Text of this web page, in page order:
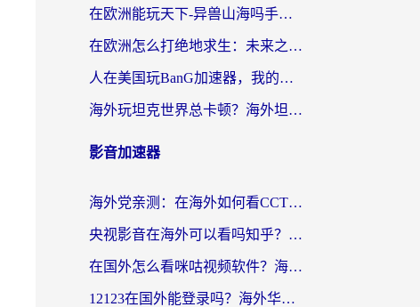
在欧洲能玩天下-异兽山海吗手游？海外玩家的加速器生存指南
在欧洲怎么打绝地求生：未来之役不卡？留学生亲测的加速器避坑指南
人在美国玩BanG加速器，我的延迟终于绿了
海外玩坦克世界总卡顿？海外坦克世界加速器有哪些？实测好用的选择在这里
影音加速器
海外党亲测：在海外如何看CCTV？告别“仅限大陆播放”的实用指南
央视影音在海外可以看吗知乎？留学生亲测：3步解决地域限制+追剧自由
在国外怎么看咪咕视频软件？海外党亲测有效的回国加速方案
12123在国外能登录吗？海外华人必看的回国加速实用指南